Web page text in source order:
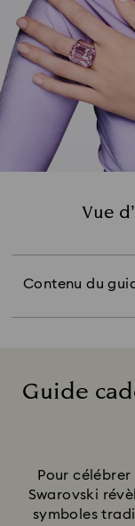
Vue
Contenu du
Présentation
Noces de
Noces de
Noces de
Noces de
Noces de
Noces
Noces
Noces de
FAQ sur les
Guide
Pour
Swarovski
symboles